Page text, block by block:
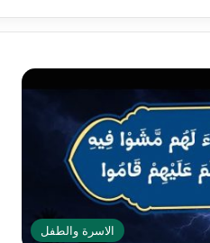
الاسرة والطفل